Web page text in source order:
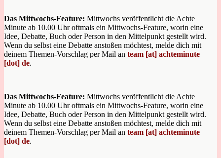
Das Mittwochs-Feature: Mittwochs veröffentlicht die Achte
Minute ab 10.00 Uhr oftmals ein Mittwochs-Feature, worin eine
Idee, Debatte, Buch oder Person in den Mittelpunkt gestellt wird.
Wenn du selbst eine Debatte anstoßen möchtest, melde dich mit
deinem Themen-Vorschlag per Mail an team [at] achteminute
[dot] de.
Das Mittwochs-Feature: Mittwochs veröffentlicht die Achte
Minute ab 10.00 Uhr oftmals ein Mittwochs-Feature, worin eine
Idee, Debatte, Buch oder Person in den Mittelpunkt gestellt wird.
Wenn du selbst eine Debatte anstoßen möchtest, melde dich mit
deinem Themen-Vorschlag per Mail an team [at] achteminute
[dot] de.